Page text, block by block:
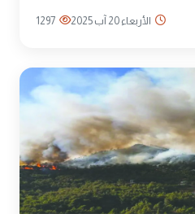
الأربعاء 20 آب 2025 1297